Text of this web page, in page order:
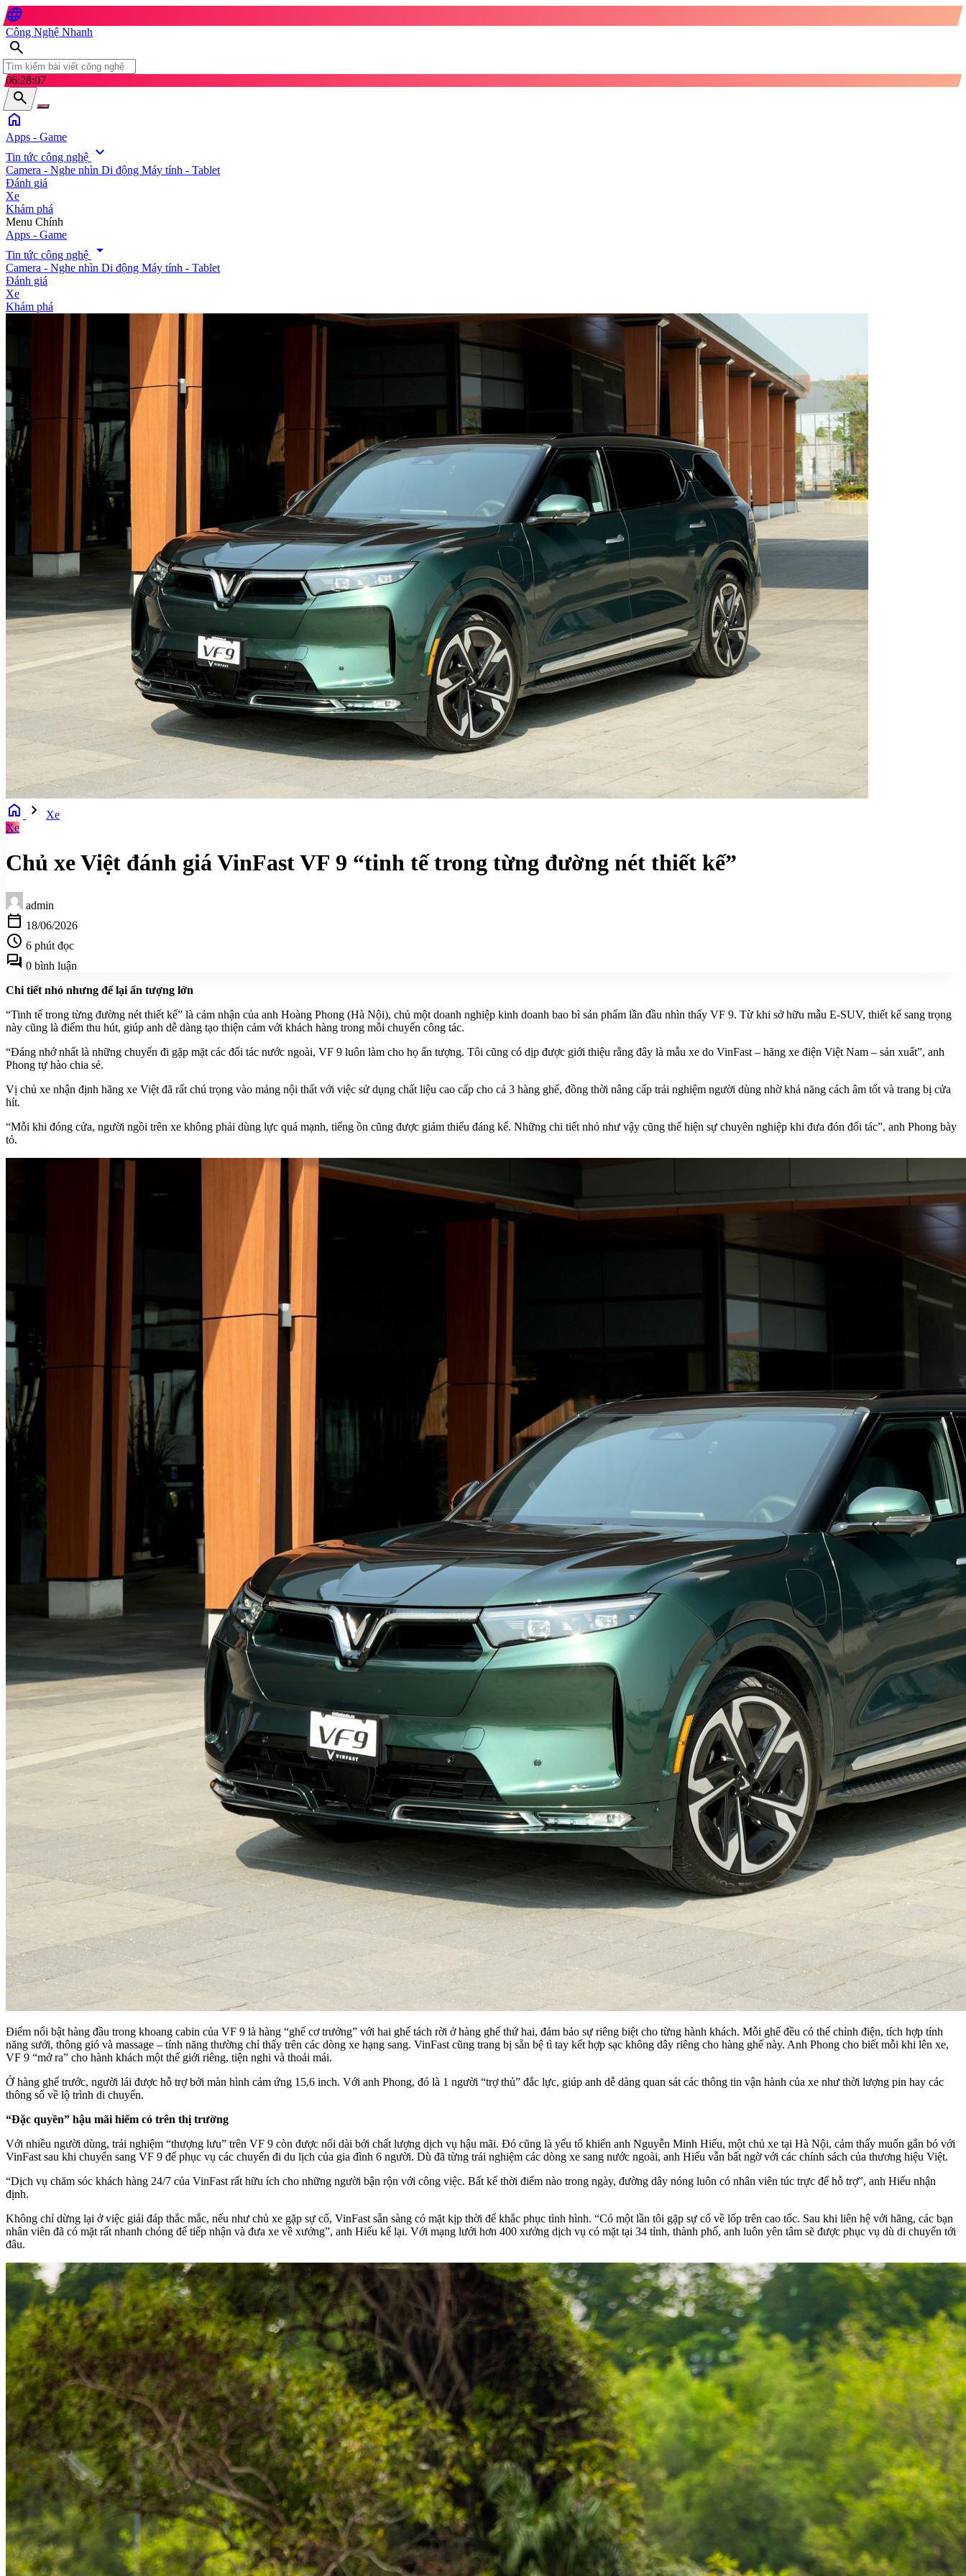
language
Công Nghệ Nhanh
search
06:28:10
search
home
Apps - Game
Tin tức công nghệ expand_more
Camera - Nghe nhìn Di động Máy tính - Tablet
Đánh giá
Xe
Khám phá
search
Menu Chính
Apps - Game
Tin tức công nghệ
arrow_drop_down
Camera - Nghe nhìn Di động Máy tính - Tablet
Đánh giá
Xe
Khám phá
home chevron_right
Xe
Xe
Chủ xe Việt đánh giá VinFast VF 9 “tinh tế trong từng đường nét thiết kế”
admin
calendar_today 18/06/2026
schedule 6 phút đọc
forum 0 bình luận
Chi tiết nhỏ nhưng để lại ấn tượng lớn
“Tinh tế trong từng đường nét thiết kế” là cảm nhận của anh Hoàng Phong (Hà Nội), chủ một doanh nghiệp kinh doanh bao bì sản phẩm lần đầu nhìn thấy VF 9. Từ khi sở hữu mẫu E-SUV, thiết kế sang trọng
này cũng là điểm thu hút, giúp anh dễ dàng tạo thiện cảm với khách hàng trong mỗi chuyến công tác.
“Đáng nhớ nhất là những chuyến đi gặp mặt các đối tác nước ngoài, VF 9 luôn làm cho họ ấn tượng. Tôi cũng có dịp được giới thiệu rằng đây là mẫu xe do VinFast – hãng xe điện Việt Nam – sản xuất”, anh
Phong tự hào chia sẻ.
Vị chủ xe nhận định hãng xe Việt đã rất chú trọng vào mảng nội thất với việc sử dụng chất liệu cao cấp cho cả 3 hàng ghế, đồng thời nâng cấp trải nghiệm người dùng nhờ khả năng cách âm tốt và trang bị cửa
hít.
“Mỗi khi đóng cửa, người ngồi trên xe không phải dùng lực quá mạnh, tiếng ồn cũng được giảm thiểu đáng kể. Những chi tiết nhỏ như vậy cũng thể hiện sự chuyên nghiệp khi đưa đón đối tác”, anh Phong bày
tỏ.
Điểm nổi bật hàng đầu trong khoang cabin của VF 9 là hàng “ghế cơ trưởng” với hai ghế tách rời ở hàng ghế thứ hai, đảm bảo sự riêng biệt cho từng hành khách. Mỗi ghế đều có thể chỉnh điện, tích hợp tính
năng sưởi, thông gió và massage – tính năng thường chỉ thấy trên các dòng xe hạng sang. VinFast cũng trang bị sẵn bệ tì tay kết hợp sạc không dây riêng cho hàng ghế này. Anh Phong cho biết mỗi khi lên xe,
VF 9 “mở ra” cho hành khách một thế giới riêng, tiện nghi và thoải mái.
Ở hàng ghế trước, người lái được hỗ trợ bởi màn hình cảm ứng 15,6 inch. Với anh Phong, đó là 1 người “trợ thủ” đắc lực, giúp anh dễ dàng quan sát các thông tin vận hành của xe như thời lượng pin hay các
thông số về lộ trình di chuyển.
“Đặc quyền” hậu mãi hiếm có trên thị trường
Với nhiều người dùng, trải nghiệm “thượng lưu” trên VF 9 còn được nối dài bởi chất lượng dịch vụ hậu mãi. Đó cũng là yếu tố khiến anh Nguyễn Minh Hiếu, một chủ xe tại Hà Nội, cảm thấy muốn gắn bó với
VinFast sau khi chuyển sang VF 9 để phục vụ các chuyến đi du lịch của gia đình 6 người. Dù đã từng trải nghiệm các dòng xe sang nước ngoài, anh Hiếu vẫn bất ngờ với các chính sách của thương hiệu Việt.
“Dịch vụ chăm sóc khách hàng 24/7 của VinFast rất hữu ích cho những người bận rộn với công việc. Bất kể thời điểm nào trong ngày, đường dây nóng luôn có nhân viên túc trực để hỗ trợ”, anh Hiếu nhận
định.
Không chỉ dừng lại ở việc giải đáp thắc mắc, nếu như chủ xe gặp sự cố, VinFast sẵn sàng có mặt kịp thời để khắc phục tình hình. “Có một lần tôi gặp sự cố về lốp trên cao tốc. Sau khi liên hệ với hãng, các bạn
nhân viên đã có mặt rất nhanh chóng để tiếp nhận và đưa xe về xưởng”, anh Hiếu kể lại. Với mạng lưới hơn 400 xưởng dịch vụ có mặt tại 34 tỉnh, thành phố, anh luôn yên tâm sẽ được phục vụ dù di chuyển tới
đâu.